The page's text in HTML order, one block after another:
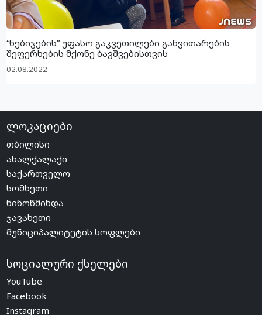
“ნებიჯების” უფასო გაკვეთილები განვითარების
შეფერხების მქონე ბავშვებისთვის
02.08.2022
ლოკაციები
თბილისი
ახალქალაქი
საქართველო
სომხეთი
ნინოწმინდა
ჯავახეთი
მუნიციპალიტეტის სოფლები
სოციალური ქსელები
YouTube
Facebook
Instagram